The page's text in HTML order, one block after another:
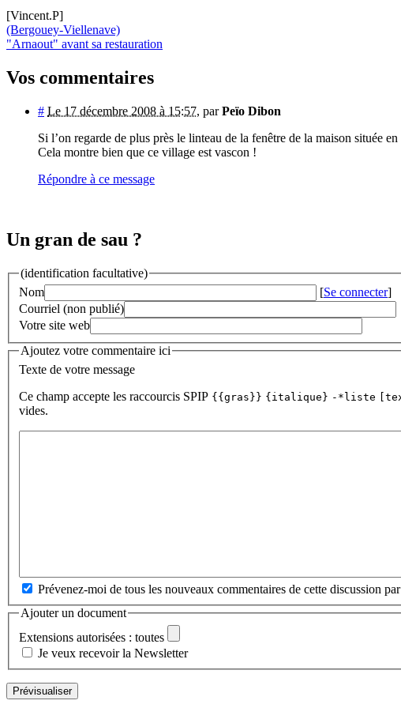
[Vincent.P]
(Bergouey-Viellenave)
"Arnaout" avant sa restauration
Vos commentaires
# Le 17 décembre 2008 à 15:57, parPeïo Dibon
Si l’on regarde de plus près le linteau de la fenêtre de la maison située
Cela montre bien que ce village est vascon !
Répondre à ce message
Un gran de sau ?
(identification facultative)
Nom
[Se connecter]
Courriel (non publié)
Votre site web
Ajoutez votre commentaire ici
Texte de votre message
Ce champ accepte les raccourcis SPIP {{gras}} {italique} -*liste
vides.
Prévenez-moi de tous les nouveaux commentaires de cette discussion
Ajouter un document
Extensions autorisées : toutes
Je veux recevoir la Newsletter